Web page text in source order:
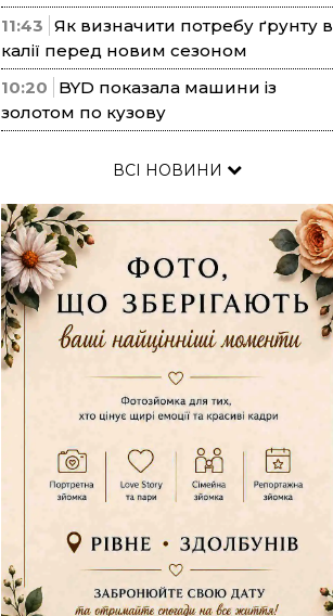
11:43 Як визначити потребу ґрунту в
калії перед новим сезоном
10:20
BYD показала машини із
золотом по кузову
ВСІ НОВИНИ